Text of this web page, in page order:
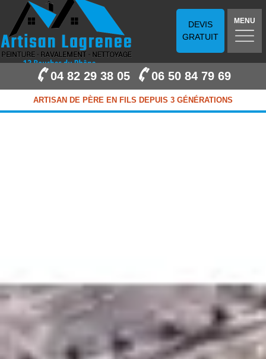
DEVIS
GRATUIT
MENU
04 82 29 38 05 06 50 84 79 69
ARTISAN DE PÈRE EN FILS DEPUIS 3 GÉNÉRATIONS